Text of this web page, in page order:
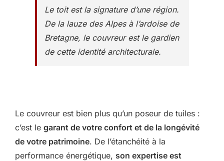
Le toit est la signature d’une région.
De la lauze des Alpes à l’ardoise de
Bretagne, le couvreur est le gardien
de cette identité architecturale.
Le couvreur est bien plus qu’un poseur de tuiles :
c’est le garant de votre confort et de la longévité
de votre patrimoine. De l’étanchéité à la
performance énergétique, son expertise est